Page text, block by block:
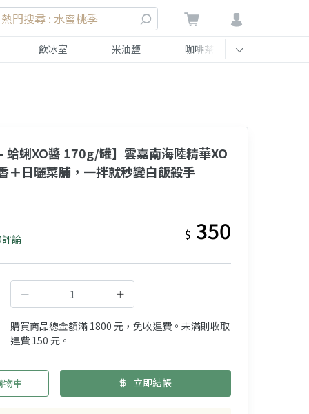
熱門搜尋 : 水蜜桃季
飲冰室 米油鹽 咖啡茶
蛤蜊XO醬 170g/罐】雲嘉南海陸精華XO
＋日曬菜脯，一拌就秒變白飯殺手
論 $ 350
購買商品總金額滿 1800 元，免收運費。未滿則收取
運費 150 元。
物車 立即結帳